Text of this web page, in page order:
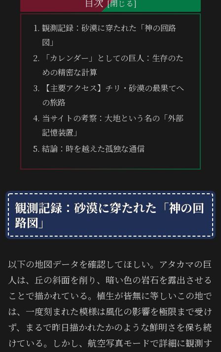
観測記録：砂漠に穿たれた「神の回路
図」
「カレンダー」としての巨人：生存のた
めの精密な計算
【主要アクセス】チリ・砂漠の最果てへ
の旅路
当サイトの考察：大地という名の「外部
記憶装置」
結論：時を越えた孤独な通信
観測記録：砂漠に穿たれた「神の回
路図」
以下の地図データを確認してほしい。アタカマの巨
人は、丘の斜面を削り、暗い色の岩石を露出させる
ことで描かれている。植生が皆無に等しいこの地で
は、一度刻まれた模様は風化の影響を極限まで受け
ず、まるで昨日描かれたかのような鮮明さを保ち続
けている。しかし、航空写真モードで詳細に観測す